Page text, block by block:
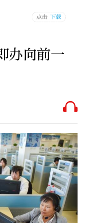
办向前一